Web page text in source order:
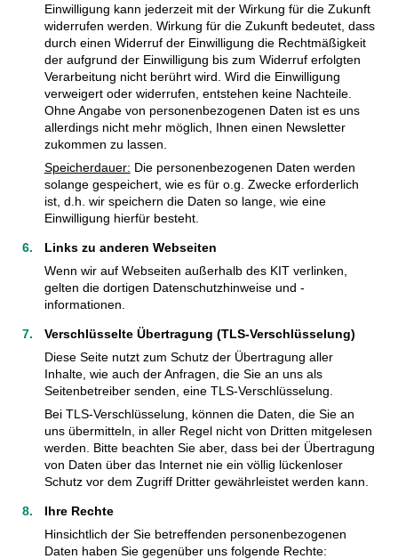
Einwilligung kann jederzeit mit der Wirkung für die Zukunft
widerrufen werden. Wirkung für die Zukunft bedeutet, dass
durch einen Widerruf der Einwilligung die Rechtmäßigkeit
der aufgrund der Einwilligung bis zum Widerruf erfolgten
Verarbeitung nicht berührt wird. Wird die Einwilligung
verweigert oder widerrufen, entstehen keine Nachteile.
Ohne Angabe von personenbezogenen Daten ist es uns
allerdings nicht mehr möglich, Ihnen einen Newsletter
zukommen zu lassen.
Speicherdauer: Die personenbezogenen Daten werden
solange gespeichert, wie es für o.g. Zwecke erforderlich
ist, d.h. wir speichern die Daten so lange, wie eine
Einwilligung hierfür besteht.
Links zu anderen Webseiten
Wenn wir auf Webseiten außerhalb des KIT verlinken,
gelten die dortigen Datenschutzhinweise und -
informationen.
Verschlüsselte Übertragung (TLS-Verschlüsselung)
Diese Seite nutzt zum Schutz der Übertragung aller
Inhalte, wie auch der Anfragen, die Sie an uns als
Seitenbetreiber senden, eine TLS-Verschlüsselung.
Bei TLS-Verschlüsselung, können die Daten, die Sie an
uns übermitteln, in aller Regel nicht von Dritten mitgelesen
werden. Bitte beachten Sie aber, dass bei der Übertragung
von Daten über das Internet nie ein völlig lückenloser
Schutz vor dem Zugriff Dritter gewährleistet werden kann.
Ihre Rechte
Hinsichtlich der Sie betreffenden personenbezogenen
Daten haben Sie gegenüber uns folgende Rechte: